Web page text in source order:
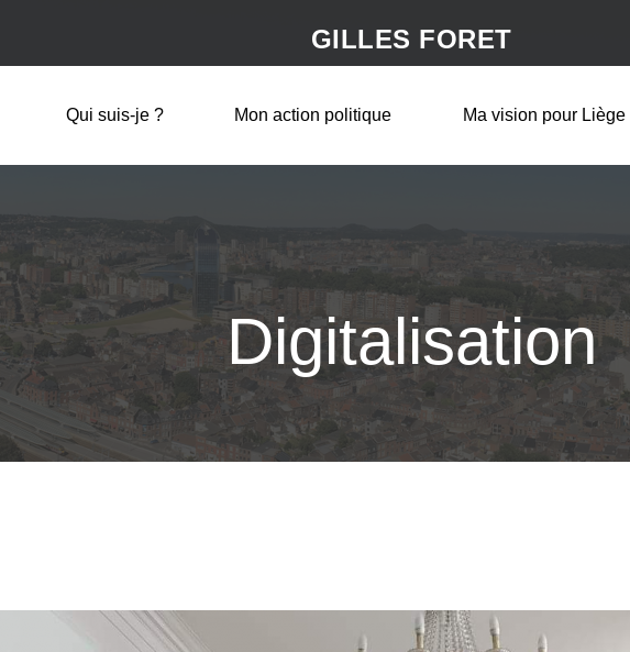
GILLES FORET
Qui suis-je ? Mon action politique Ma vision pour Liège
Digitalisation